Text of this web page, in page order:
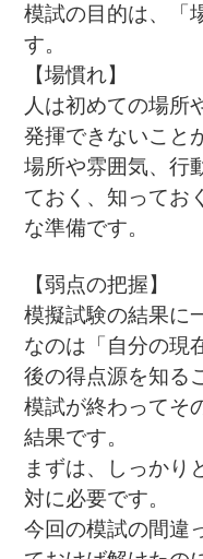
模試の目的は、「
す。
【場慣れ】
人は初めての場所
発揮できないこと
場所や雰囲気、行
ておく、知ってお
な準備です。
【弱点の把握】
模擬試験の結果に
なのは「自分の現
後の得点源を知る
模試が終わってそ
結果です。
まずは、しっかり
対に必要です。
今回の模試の間違